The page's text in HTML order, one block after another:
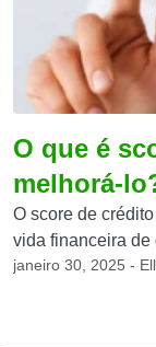
O que é
melhorá-
O score de
vida financeira de
janeiro 30, 2025 -